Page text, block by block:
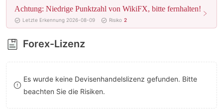
5
6
7
8
9
Achtung: Niedrige Punktzahl von WikiFX, bitte fernhalten!
Letzte Erkennung 2026-08-09 Risiko 2
Forex-Lizenz
Es wurde keine Devisenhandelslizenz gefunden. Bitte
beachten Sie die Risiken.